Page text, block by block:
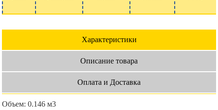
Характеристики
Описание товара
Оплата и Доставка
Объем: 0.146 м3